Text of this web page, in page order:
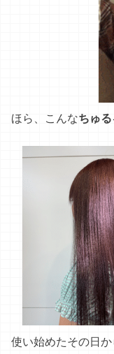
使い始めたその日
う..！」と実感し
パッシパシに傷ん
週どこの美容室通
なんて質問